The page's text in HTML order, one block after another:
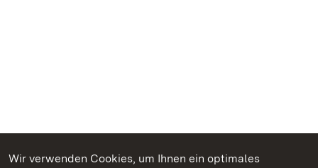
Wir verwenden Cookies, um Ihnen ein optimales